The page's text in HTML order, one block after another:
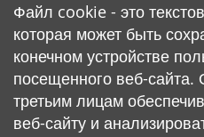
Файл cookie - это
которая может быть
конечном устройстве
посещенного веб-
третьим лицам
веб-сайту и